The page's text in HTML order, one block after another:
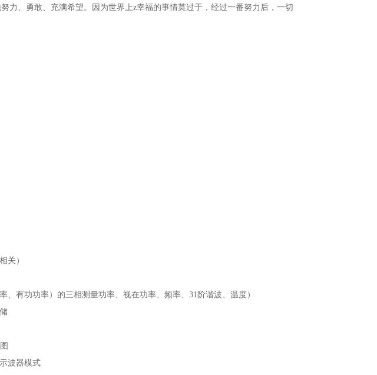
力、勇敢、充满希望。因为世界上z幸福的事情莫过于，经过一番努力后，一切
关）
、有功功率）的三相测量功率、视在功率、频率、31阶谐波、温度）
波器模式